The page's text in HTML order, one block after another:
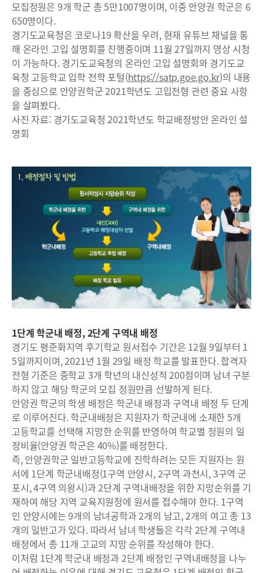
모집정원은 9개 학군 총 5만1007명이며, 이중 안양권 학군은 6
650명이다.
경기도교육청은 코로나19 확산을 우려, 현재 유튜브 채널을 통
해 온라인 고입 설명회를 진행중이며 11월 27일까지 영상 시청
이 가능하다. 경기도교육청의 온라인 고입 설명회와 경기도교
육청 고등학교 입학 전학 포털(https://satp.goe.go.kr)의 내용
을 중심으로 안양권학군 2021학년도 고입전형 관련 중요 사항
을 살펴봤다.
사진 자료: 경기도교육청 2021학년도 학교배정방안 온라인 설
명회
1단계 학군내 배정, 2단계 구역내 배정
경기도 평준화지역 후기학교 원서접수 기간은 12월 9일부터 1
5일까지이며, 2021년 1월 29일 배정 학교를 발표한다. 합격자
전형 기준은 중학교 3개 학년의 내신성적 200점이며 남녀 구분
하지 않고 해당 학군의 모집 정원만큼 선발하게 된다.
안양권 학군의 학생 배정은 학군내 배정과 구역내 배정 두 단계
로 이루어진다. 학군내배정은 지원자가 학군내에 소재한 5개
고등학교를 선택해 지망한 순위를 반영하여 학교별 정원의 일
정비율(안양권 학군은 40%)를 배정한다.
즉, 안양권학군 일반고등학교에 진학하려는 모든 지원자는 원
서에 1단계 학군내배정(1구역 안양시, 2구역 과천시, 3구역 군
포시, 4구역 의왕시)과 2단계 구역내배정을 위한 지망순위를 기
재하여 해당 지역 교육지원청에 원서를 접수해야 한다. 1구역
인 안양시에는 9개의 남녀공학과 2개의 남고, 2개의 여고 총 13
개의 일반고가 있다. 따라서 남녀 학생들은 각각 2단계 구역내
배정에서 총 11개 고교의 지망 순위를 작성해야 한다.
이처럼 1단계 학군내 배정과 2단계 배정인 구역내배정을 나누